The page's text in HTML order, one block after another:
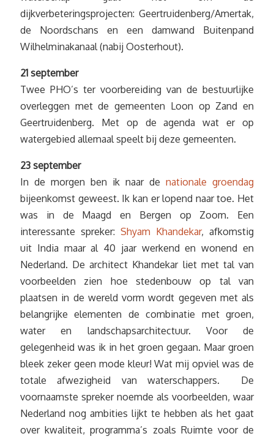
dijkverbeteringsprojecten: Geertruidenberg/Amertak,
de Noordschans en een damwand Buitenpand
Wilhelminakanaal (nabij Oosterhout).
21 september
Twee PHO’s ter voorbereiding van de bestuurlijke
overleggen met de gemeenten Loon op Zand en
Geertruidenberg. Met op de agenda wat er op
watergebied allemaal speelt bij deze gemeenten.
23 september
In de morgen ben ik naar de nationale groendag
bijeenkomst geweest. Ik kan er lopend naar toe. Het
was in de Maagd en Bergen op Zoom. Een
interessante spreker: Shyam Khandekar, afkomstig
uit India maar al 40 jaar werkend en wonend en
Nederland. De architect Khandekar liet met tal van
voorbeelden zien hoe stedenbouw op tal van
plaatsen in de wereld vorm wordt gegeven met als
belangrijke elementen de combinatie met groen,
water en landschapsarchitectuur. Voor de
gelegenheid was ik in het groen gegaan. Maar groen
bleek zeker geen mode kleur! Wat mij opviel was de
totale afwezigheid van waterschappers. De
voornaamste spreker noemde als voorbeelden, waar
Nederland nog ambities lijkt te hebben als het gaat
over kwaliteit, programma’s zoals Ruimte voor de